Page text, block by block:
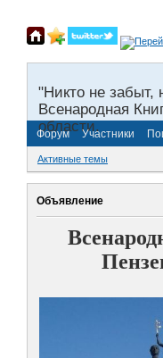
"Никто не забыт,
Всенародная
области.
Форум Участники
Активные темы
Объявление